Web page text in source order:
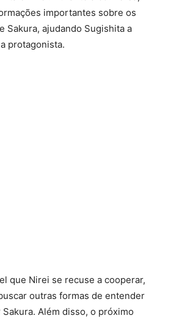
importantes sobre os
Sakura, ajudando Sugishita a
protagonista.
que Nirei se recuse a cooperar,
outras formas de entender
Além disso, o próximo